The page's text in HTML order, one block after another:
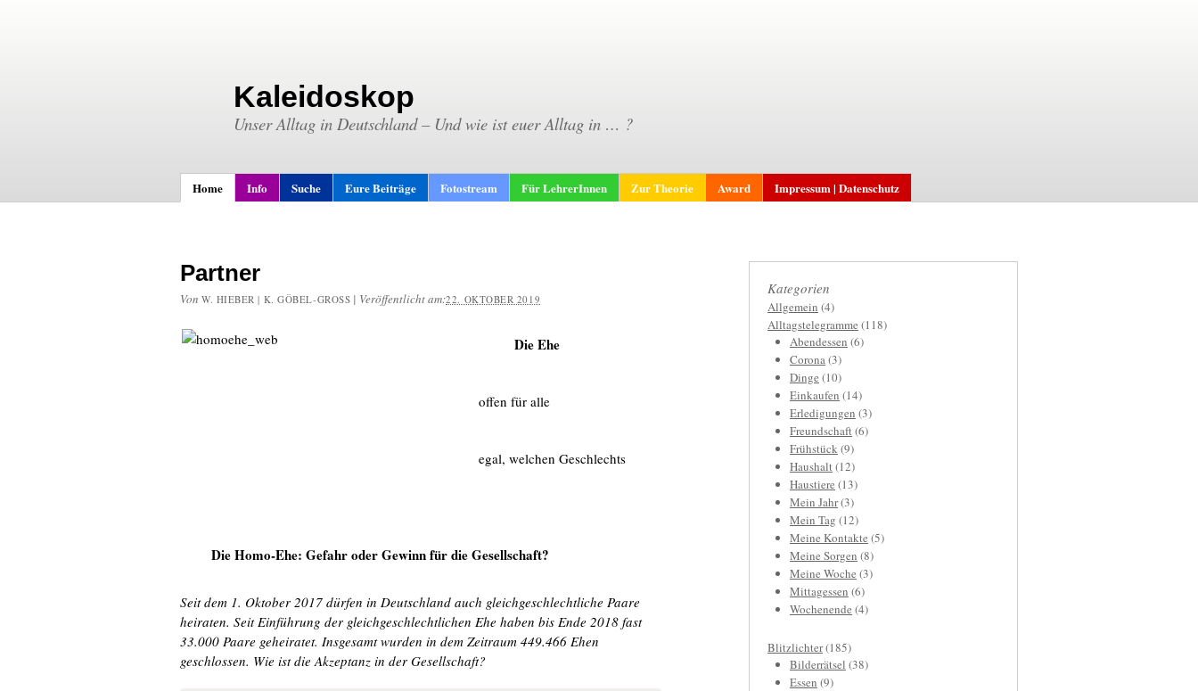
Kaleidoskop
Unser Alltag in Deutschland – Und wie ist euer Alltag in … ?
Home Info Suche Eure Beiträge Fotostream Für LehrerInnen Zur Theorie Award Impressum | Datenschutz
Partner
Von W. HIEBER | K. GÖBEL-GROSS | Veröffentlicht am:22. OKTOBER 2019
Die Ehe
offen für alle
egal, welchen Geschlechts
Die Homo-Ehe: Gefahr oder Gewinn für die Gesellschaft?
Seit dem 1. Oktober 2017 dürfen in Deutschland auch gleichgeschlechtliche Paare
heiraten. Seit Einführung der gleichgeschlechtlichen Ehe haben bis Ende 2018 fast
33.000 Paare geheiratet. Insgesamt wurden in dem Zeitraum 449.466 Ehen
geschlossen. Wie ist die Akzeptanz in der Gesellschaft?
Kategorien
Allgemein (4)
Alltagstelegramme (118)
Abendessen (6)
Corona(3)
Dinge (10)
Einkaufen (14)
Erledigungen (3)
Freundschaft(6)
Frühstück(9)
Haushalt(12)
Haustiere (13)
Mein Jahr(3)
Mein Tag (12)
Meine Kontakte (5)
Meine Sorgen (8)
Meine Woche (3)
Mittagessen (6)
Wochenende (4)
Blitzlichter(185)
Bilderrätsel (38)
Essen (9)